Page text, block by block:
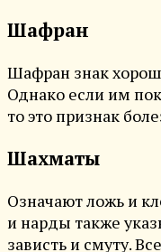
Шафран
Шафран знак
Однако если им
то это признак
Шахматы
Означают ложь и
и нарды также
зависть и смуту.